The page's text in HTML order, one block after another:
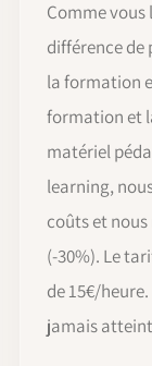
Comme vous
différence
la formation
formation et
matériel
learning,
coûts et
(-30%). Le
de 15€/
jamais